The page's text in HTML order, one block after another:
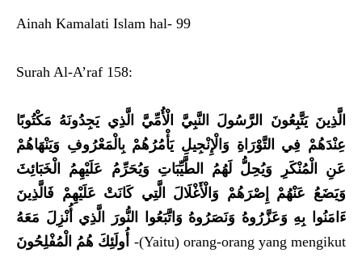
Ainah Kamalati Islam hal- 99
Surah Al-A’raf 158:
الَّذِينَ يَتَّبِعُونَ الرَّسُولَ النَّبِيَّ الْأُمِّيَّ الَّذِي يَجِدُونَهُ مَكْتُوبًا
عِنْدَهُمْ فِي التَّوْرَاةِ وَالْإِنْجِيلِ يَأْمُرُهُمْ بِالْمَعْرُوفِ وَيَنْهَاهُمْ
عَنِ الْمُنْكَرِ وَيُحِلُّ لَهُمُ الطَّيِّبَاتِ وَيُحَرِّمُ عَلَيْهِمُ الْخَبَائِثَ
وَيَضَعُ عَنْهُمْ إِصْرَهُمْ وَالْأَغْلَالَ الَّتِي كَانَتْ عَلَيْهِمْ فَالَّذِينَ
ءَامَنُوا بِهِ وَعَزَّرُوهُ وَنَصَرُوهُ وَاتَّبَعُوا النُّورَ الَّذِي أُنْزِلَ مَعَهُ
أُولَئِكَ هُمُ الْمُفْلِحُونَ -(Yaitu) orang-orang yang mengikut